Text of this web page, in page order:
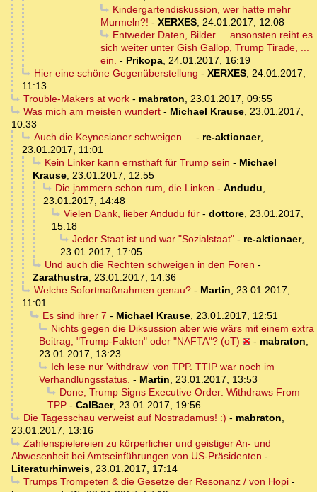
Kindergartendiskussion, wer hatte mehr
Murmeln?! - XERXES, 24.01.2017, 12:08
Entweder Daten, Bilder ... ansonsten reiht es
sich weiter unter Gish Gallop, Trump Tirade, ...
ein. - Prikopa, 24.01.2017, 16:19
Hier eine schöne Gegenüberstellung - XERXES, 24.01.2017,
11:13
Trouble-Makers at work- mabraton, 23.01.2017, 09:55
Was mich am meisten wundert- Michael Krause, 23.01.2017,
10:33
Auch die Keynesianer schweigen.... - re-aktionaer,
23.01.2017, 11:01
Kein Linker kann ernsthaft für Trump sein - Michael
Krause, 23.01.2017, 12:55
Die jammern schon rum, die Linken - Andudu,
23.01.2017, 14:48
Vielen Dank, lieber Andudu für- dottore, 23.01.2017,
15:18
Jeder Staat ist und war "Sozialstaat"- re-aktionaer,
23.01.2017, 17:05
Und auch die Rechten schweigen in den Foren -
Zarathustra, 23.01.2017, 14:36
Welche Sofortmaßnahmen genau?- Martin, 23.01.2017,
11:01
Es sind ihrer 7 - Michael Krause, 23.01.2017, 12:51
Nichts gegen die Diksussion aber wie wärs mit einem extra
Beitrag, "Trump-Fakten" oder "NAFTA"? (oT)
- mabraton,
23.01.2017, 13:23
Ich lese nur 'withdraw' von TPP. TTIP war noch im
Verhandlungsstatus. - Martin, 23.01.2017, 13:53
Done, Trump Signs Executive Order: Withdraws From
TPP - CalBaer, 23.01.2017, 19:56
Die Tagesschau verweist auf Nostradamus! :) - mabraton,
23.01.2017, 13:16
Zahlenspielereien zu körperlicher und geistiger An- und
Abwesenheit bei Amtseinführungen von US-Präsidenten -
Literaturhinweis, 23.01.2017, 17:14
Trumps Trompeten & die Gesetze der Resonanz / von Hopi-